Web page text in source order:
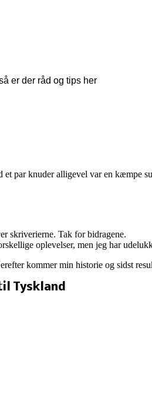
er der råd og tips her
par knuder alligevel var en kæmpe
skriverierne. Tak for bidragene.
oplevelser, men jeg har
kommer min historie og sidst
Tyskland